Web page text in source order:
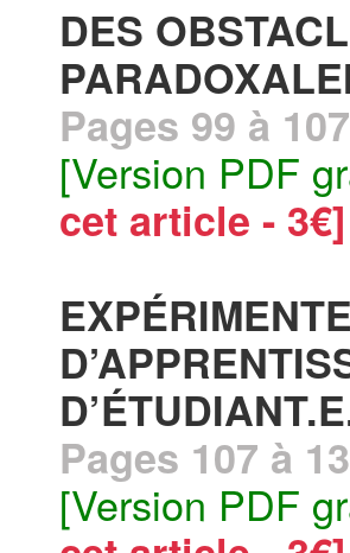
DES
Pages 99 à 107
[Version PDF
cet article - 3€]
Pages 107 à
[Version PDF